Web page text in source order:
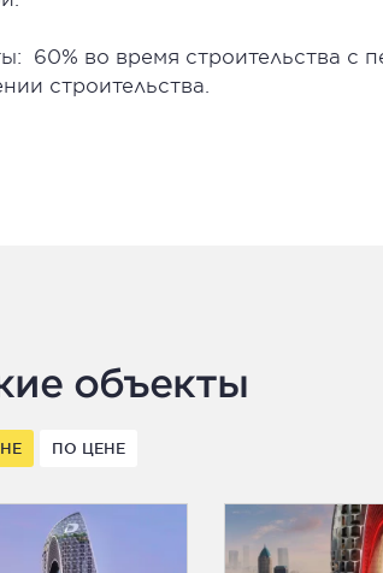
60% во время строительства с
строительства.
объекты
ПО ЦЕНЕ